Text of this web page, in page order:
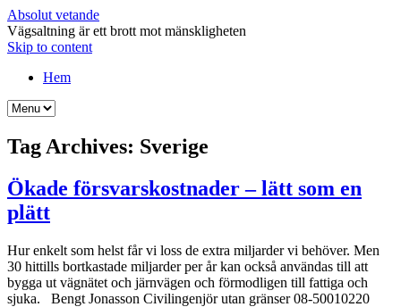
Absolut vetande
Vägsaltning är ett brott mot mänskligheten
Skip to content
Hem
Tag Archives: Sverige
Ökade försvarskostnader – lätt som en
plätt
Hur enkelt som helst får vi loss de extra miljarder vi behöver. Men
30 hittills bortkastade miljarder per år kan också användas till att
bygga ut vägnätet och järnvägen och förmodligen till fattiga och
sjuka. Bengt Jonasson Civilingenjör utan gränser 08-50010220